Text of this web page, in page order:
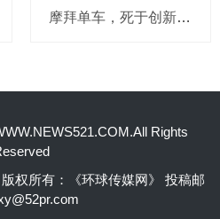
摩拜单车，死于创新的一百万种方式
Rights
权所有：《环球传媒网》 投稿邮